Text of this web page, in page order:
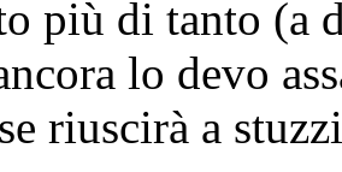
più di tanto (a
lo devo
riuscirà a